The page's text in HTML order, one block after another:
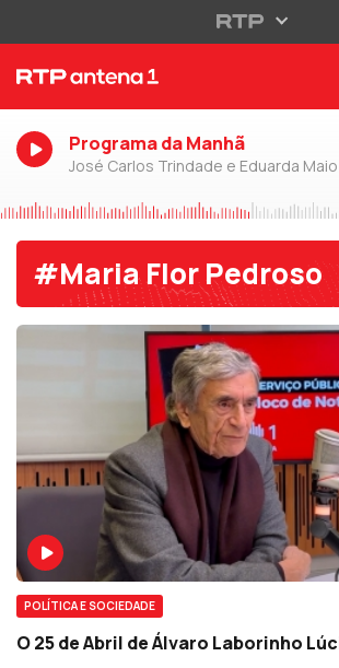
Programa da Manhã
José Carlos Trindade e Eduarda Maio
#Maria Flor Pedroso
POLÍTICA E SOCIEDADE
O 25 de Abril de Álvaro Laborinho